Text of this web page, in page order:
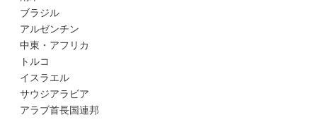
ブラジル
アルゼンチン
中東・アフリカ
トルコ
イスラエル
サウジアラビア
アラブ首長国連邦